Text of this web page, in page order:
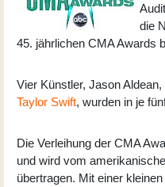
die
45. jährlichen CMA Awards
Vier Künstler, Jason Aldean,
Taylor Swift, wurden in je
Die Verleihung der CMA
und wird vom
übertragen. Mit einer